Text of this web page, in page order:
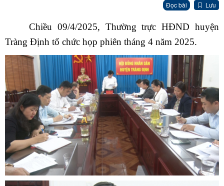
Đọc bài Lưu
Chiều 09/4/2025, Thường trực HĐND huyện
Tràng Định tổ chức họp phiên tháng 4 năm 2025.